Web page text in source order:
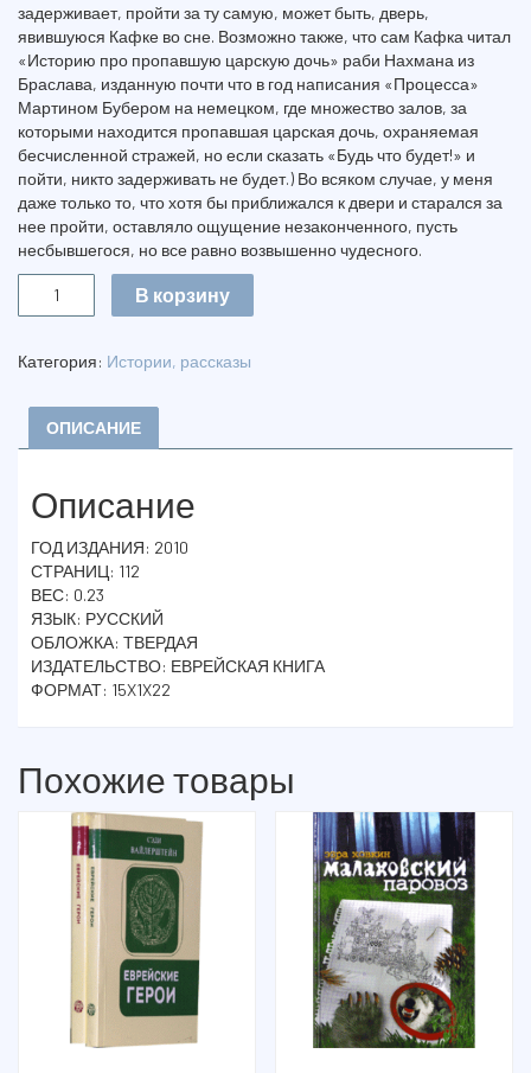
задерживает, пройти за ту самую, может быть, дверь,
явившуюся Кафке во сне. Возможно также, что сам Кафка читал
«Историю про пропавшую царскую дочь» раби Нахмана из
Браслава, изданную почти что в год написания «Процесса»
Мартином Бубером на немецком, где множество залов, за
которыми находится пропавшая царская дочь, охраняемая
бесчисленной стражей, но если сказать «Будь что будет!» и
пойти, никто задерживать не будет.) Во всяком случае, у меня
даже только то, что хотя бы приближался к двери и старался за
нее пройти, оставляло ощущение незаконченного, пусть
несбывшегося, но все равно возвышенно чудесного.
ГОЛОС
ТИШИНЫ
В корзину
Категория: Истории, рассказы
ОПИСАНИЕ
Описание
ГОД ИЗДАНИЯ: 2010
СТРАНИЦ: 112
ВЕС: 0.23
ЯЗЫК: РУССКИЙ
ОБЛОЖКА: ТВЕРДАЯ
ИЗДАТЕЛЬСТВО: ЕВРЕЙСКАЯ КНИГА
ФОРМАТ: 15X1X22
Похожие товары